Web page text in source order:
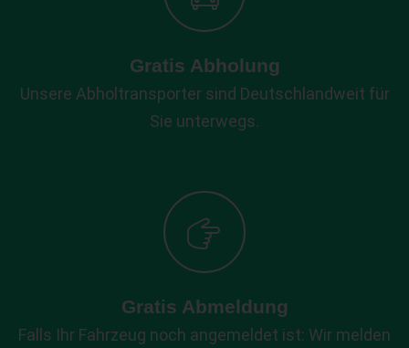
Gratis Abholung
Unsere Abholtransporter sind Deutschlandweit für
Sie unterwegs.
Gratis Abmeldung
Falls Ihr Fahrzeug noch angemeldet ist: Wir melden